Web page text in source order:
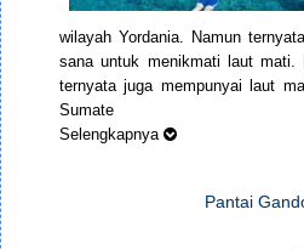
wilayah Yordania. Namun
sana untuk menikmati laut mati.
ternyata juga mempunyai laut
Sumate
Selengkapnya
Pantai